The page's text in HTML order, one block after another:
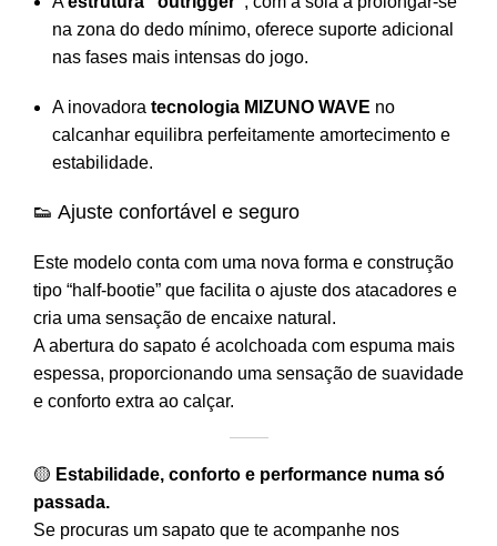
na zona do dedo mínimo, oferece suporte adicional
nas fases mais intensas do jogo.
A inovadora tecnologia MIZUNO WAVE no
calcanhar equilibra perfeitamente amortecimento e
estabilidade.
👟 Ajuste confortável e seguro
Este modelo conta com uma nova forma e construção
tipo “half-bootie” que facilita o ajuste dos atacadores e
cria uma sensação de encaixe natural.
A abertura do sapato é acolchoada com espuma mais
espessa, proporcionando uma sensação de suavidade
e conforto extra ao calçar.
🟡 Estabilidade, conforto e performance numa só
passada.
Se procuras um sapato que te acompanhe nos